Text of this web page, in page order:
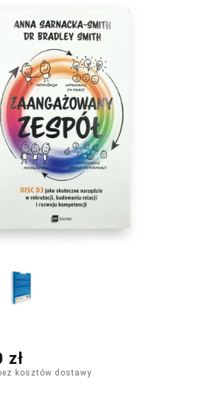
zł
kosztów dostawy